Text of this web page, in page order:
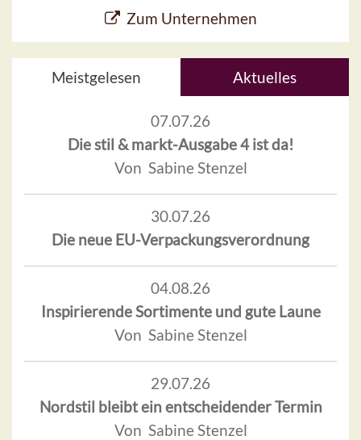
Zum Unternehmen
Meistgelesen Aktuelles
07.07.26
Die stil & markt-Ausgabe 4 ist da!
Von Sabine Stenzel
30.07.26
Die neue EU-Verpackungsverordnung
04.08.26
Inspirierende Sortimente und gute Laune
Von Sabine Stenzel
29.07.26
Nordstil bleibt ein entscheidender Termin
Von Sabine Stenzel